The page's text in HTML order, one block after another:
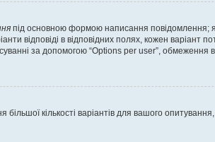
під основною формою написання повідомлення;
відповіді в відповідних полях, кожен варіант
за допомогою “Options per user”, обмеження
кількості варіантів для вашого